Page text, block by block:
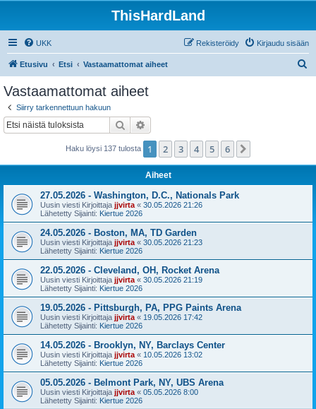
ThisHardLand
UKK Kirjaudu sisään
Rekisteröidy
Etusivu Etsi Vastaamattomat aiheet
Vastaamattomat aiheet
Siirry tarkennettuun hakuun
Etsi
Haku löysi 137 tulosta 1 2 3 4 5 6
Aiheet
27.05.2026 - Washington, D.C., Nationals Park
Uusin viesti Kirjoittaja jjvirta « 30.05.2026 21:26
Lähetetty Sijainti: Kiertue 2026
24.05.2026 - Boston, MA, TD Garden
Uusin viesti Kirjoittaja jjvirta « 30.05.2026 21:23
Lähetetty Sijainti: Kiertue 2026
22.05.2026 - Cleveland, OH, Rocket Arena
Uusin viesti Kirjoittaja jjvirta « 30.05.2026 21:19
Lähetetty Sijainti: Kiertue 2026
19.05.2026 - Pittsburgh, PA, PPG Paints Arena
Uusin viesti Kirjoittaja jjvirta « 19.05.2026 17:42
Lähetetty Sijainti: Kiertue 2026
14.05.2026 - Brooklyn, NY, Barclays Center
Uusin viesti Kirjoittaja jjvirta « 10.05.2026 13:02
Lähetetty Sijainti: Kiertue 2026
05.05.2026 - Belmont Park, NY, UBS Arena
Uusin viesti Kirjoittaja jjvirta « 05.05.2026 8:00
Lähetetty Sijainti: Kiertue 2026